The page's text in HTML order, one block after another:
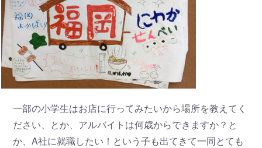
一部の小学生はお店に行ってみたいから場所を教えてく
ださい、とか、アルバイトは何歳からできますか？と
か、A社に就職したい！という子も出てきて一同とても